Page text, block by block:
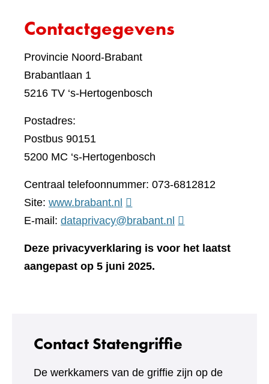
Contactgegevens
Provincie Noord-Brabant
Brabantlaan 1
5216 TV ‘s-Hertogenbosch
Postadres:
Postbus 90151
5200 MC ‘s-Hertogenbosch
Centraal telefoonnummer: 073-6812812
Site: www.brabant.nl (verwijst
naar
andere
E-mail: dataprivacy@brabant.nl
Deze privacyverklaring is voor het laatst
aangepast op 5 juni 2025.
Contact Statengriffie
De werkkamers van de griffie zijn op de